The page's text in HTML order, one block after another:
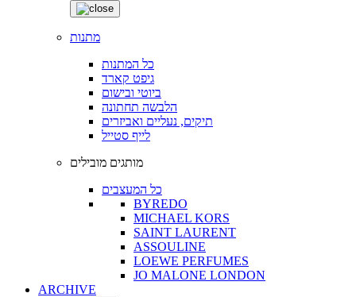
מתנות
כל המתנות
גיפט קארד
ביוטי ובישום
הלבשה תחתונה
תיקים, נעליים ואביזרים
לייף סטייל
מותגים מובילים
כל המעצבים
BYREDO
MICHAEL KORS
SAINT LAURENT
ASSOULINE
LOEWE PERFUMES
JO MALONE LONDON
ARCHIVE